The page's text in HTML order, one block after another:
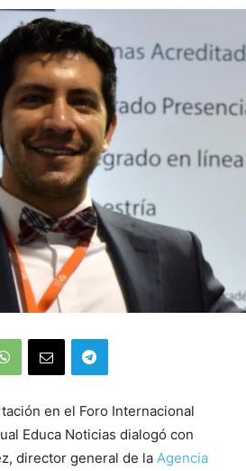
en el Foro Internacional
Educa Noticias dialogó con
director general de la Agencia